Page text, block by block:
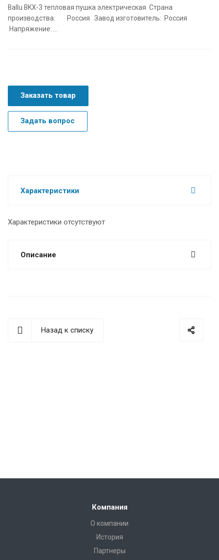
Ballu BKX-3 тепловая пушка электрическая Страна
производства: Россия Завод изготовитель: Россия
Напряжение: ...
Заказать товар
Задать вопрос
Характеристики
Характеристики отсутствуют
Описание
Назад к списку
Компания
О компании
История
Партнеры